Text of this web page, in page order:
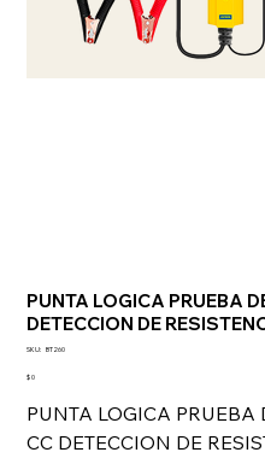
PUNTA LOGICA PRUEBA
DETECCION DE
SKU: SKU
BT260
Precio
$ 0
PUNTA LOGICA PRUEBA
CC DETECCION DE